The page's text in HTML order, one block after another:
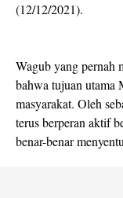
(12/12/2021).
Wagub yang pernah
bahwa tujuan utama
masyarakat. Oleh
terus berperan aktif
benar-benar